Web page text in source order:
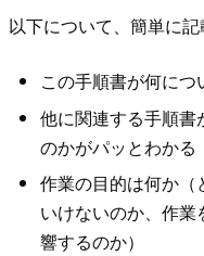
以下について、簡単に記
この手順書が何に
他に関連する手順書
のかがパッとわかる
作業の目的は何か
いけないのか、作
響するのか）